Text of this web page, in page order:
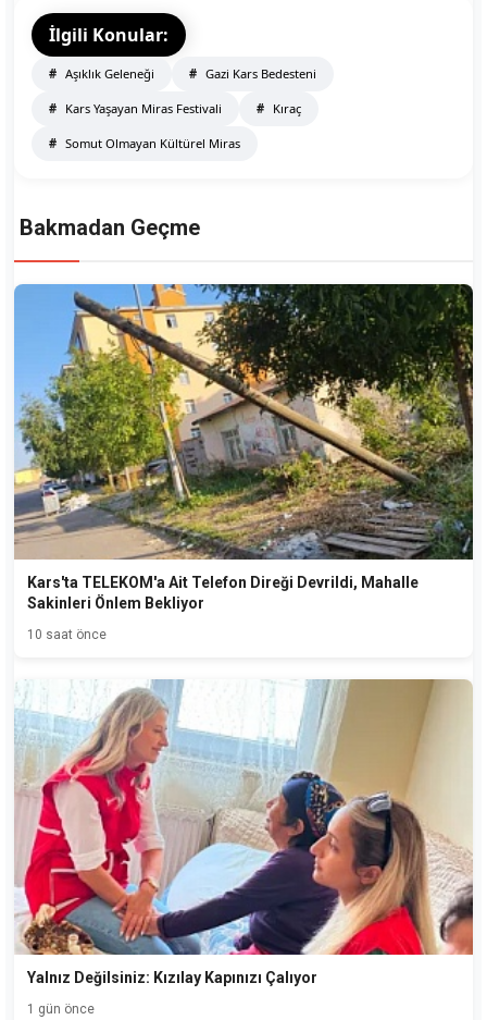
İlgili Konular:
Aşıklık Geleneği Gazi Kars Bedesteni
Kars Yaşayan Miras Festivali Kıraç
Somut Olmayan Kültürel Miras
Bakmadan Geçme
Kars'ta TELEKOM'a Ait Telefon Direği Devrildi, Mahalle
Sakinleri Önlem Bekliyor
10 saat önce
Yalnız Değilsiniz: Kızılay Kapınızı Çalıyor
1 gün önce